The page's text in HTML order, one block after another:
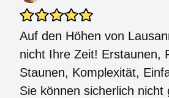
Auf den Höhen von
nicht Ihre Zeit! Erstaunen,
Staunen, Komplexität,
Sie können sicherlich nicht